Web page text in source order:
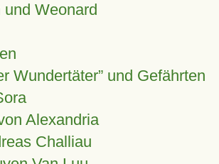
Weonard
Wundertäter” und Gefährten
Alexandria
Challiau